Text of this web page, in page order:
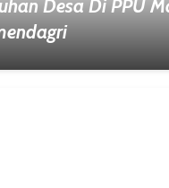
Desa Di PPU